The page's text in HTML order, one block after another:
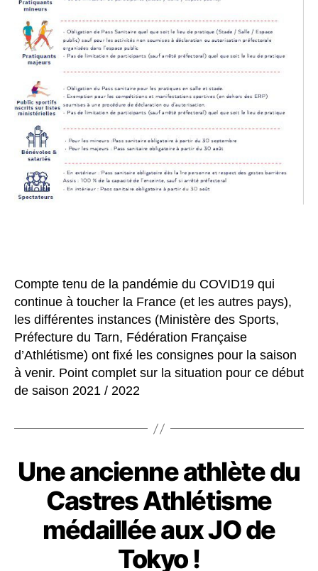
Compte tenu de la pandémie du COVID19 qui
continue à toucher la France (et les autres pays),
les différentes instances (Ministère des Sports,
Préfecture du Tarn, Fédération Française
d’Athlétisme) ont fixé les consignes pour la saison
à venir. Point complet sur la situation pour ce début
de saison 2021 / 2022
Une ancienne athlète du
Castres Athlétisme
médaillée aux JO de
Tokyo !